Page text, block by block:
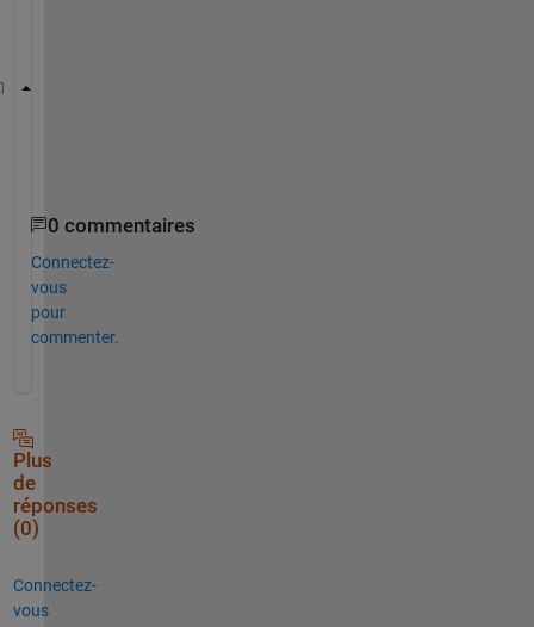
0 commentaires
Connectez-
vous
pour
commenter.
Plus
de
réponses
(0)
Connectez-
vous